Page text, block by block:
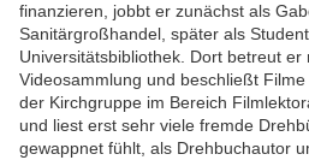
finanzieren, jobbt er zunächst als
Sanitärgroßhandel, später als
Universitätsbibliothek. Dort betreut
Videosammlung und beschließt
der Kirchgruppe im Bereich
und liest erst sehr viele fremde
gewappnet fühlt, als Drehbuchautor